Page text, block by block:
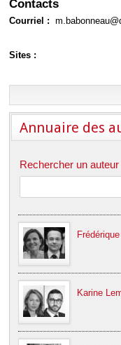
Contacts
Courriel :
Sites :
Annuaire des
Rechercher un auteur
Karine